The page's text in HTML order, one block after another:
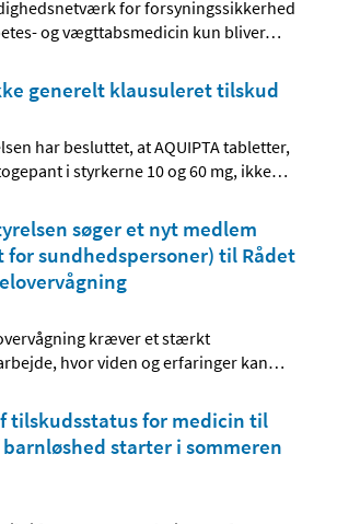
for forsyningssikkerhed
og vægttabsmedicin kun bliver…
generelt klausuleret tilskud
har besluttet, at AQUIPTA tabletter,
i styrkerne 10 og 60 mg, ikke…
søger et nyt medlem
sundhedspersoner) til Rådet
kræver et stærkt
hvor viden og erfaringer kan…
tilskudsstatus for medicin til
starter i sommeren